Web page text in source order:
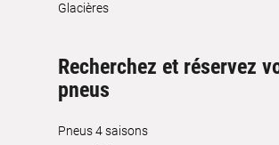
Glacières
Recherchez et réservez
pneus
Pneus 4 saisons